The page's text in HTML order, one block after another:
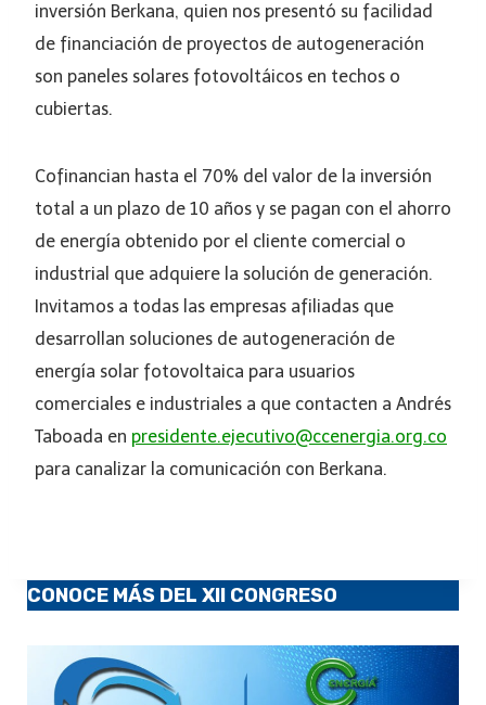
inversión Berkana, quien nos presentó su facilidad
de financiación de proyectos de autogeneración
son paneles solares fotovoltáicos en techos o
cubiertas.
Cofinancian hasta el 70% del valor de la inversión
total a un plazo de 10 años y se pagan con el ahorro
de energía obtenido por el cliente comercial o
industrial que adquiere la solución de generación.
Invitamos a todas las empresas afiliadas que
desarrollan soluciones de autogeneración de
energía solar fotovoltaica para usuarios
comerciales e industriales a que contacten a Andrés
Taboada en presidente.ejecutivo@ccenergia.org.co
para canalizar la comunicación con Berkana.
CONOCE MÁS DEL XII CONGRESO